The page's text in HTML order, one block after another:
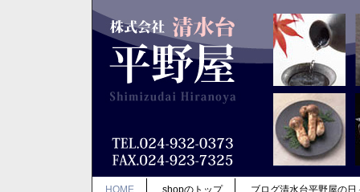
HOME shopのトップ ブログ清水台平野屋の日